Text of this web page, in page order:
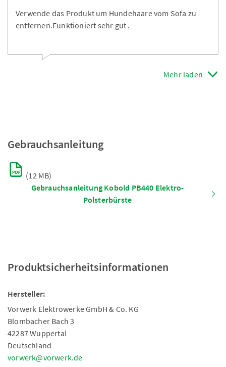
Verwende das Produkt um Hundehaare vom Sofa zu
entfernen.Funktioniert sehr gut .
Mehr laden
Gebrauchsanleitung
(12 MB)
Gebrauchsanleitung Kobold PB440 Elektro-
Polsterbürste
Produktsicherheitsinformationen
Hersteller:
Vorwerk Elektrowerke GmbH & Co. KG
Blombacher Bach 3
42287 Wuppertal
Deutschland
vorwerk@vorwerk.de